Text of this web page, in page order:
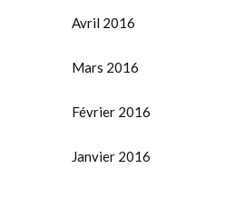
Avril 2016
Mars 2016
Février 2016
Janvier 2016